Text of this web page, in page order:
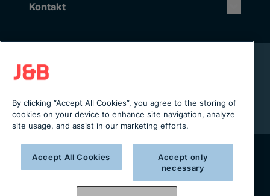
Kontakt
Rikstäckande installation & service
Lager i Sverige
Från projektering till installation
Copyright © 2025 J&B Maskinteknik AB
Organisationsnummer: 556490-2996
By clicking “Accept All Cookies”, you agree to the storing of
cookies on your device to enhance site navigation, analyze
site usage, and assist in our marketing efforts.
Accept All Cookies
Accept only
necessary